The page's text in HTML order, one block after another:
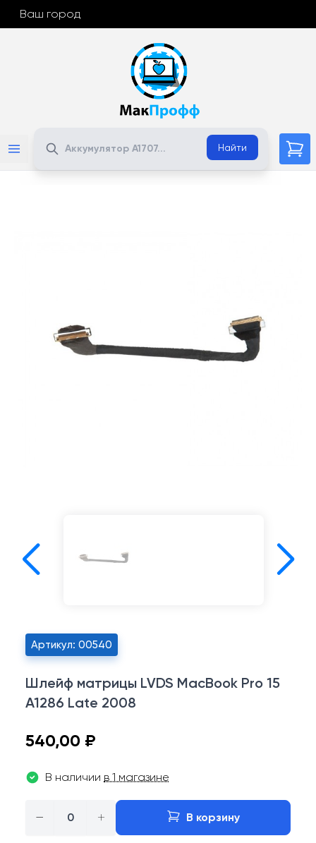
Ваш город
Найти
Артикул: 00540
Шлейф матрицы LVDS MacBook Pro 15
A1286 Late 2008
540,00 ₽
В наличии в 1 магазине
− + В корзину